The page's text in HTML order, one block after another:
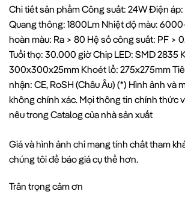
Chi tiết sản phẩm Công suất: 24W Điện
Quang thông: 1800Lm Nhiệt độ màu:
hoàn màu: Ra > 80 Hệ số công suất: PF >
Tuổi thọ: 30.000 giờ Chip LED: SMD 2835
300x300x25mm Khoét lổ: 275x275mm
nhận: CE, RoSH (Châu Âu) (*) Hình ảnh và
không chính xác. Mọi thông tin chính thức
nêu trong Catalog của nhà sản xuất
Giá và hình ảnh chỉ mang tính chất tham
chúng tôi để báo giá cụ thể hơn.
Trân trọng cảm ơn